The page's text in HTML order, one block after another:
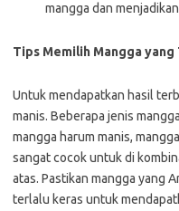
mangga dan
Tips Memilih Mangga
Untuk mendapatkan hasil
manis. Beberapa jenis
mangga harum manis,
sangat cocok untuk di
atas. Pastikan mangga yang
terlalu keras untuk